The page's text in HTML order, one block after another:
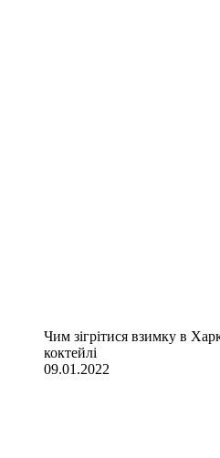
Чим зігрітися взимку в
коктейлі
09.01.2022